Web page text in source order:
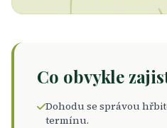
Co obvykle
Dohodu se správou
termínu.